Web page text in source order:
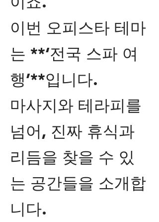
이번 오피스타 테마
는 **‘전국 스파 여
행’**입니다.
마사지와 테라피를
넘어, 진짜 휴식과
리듬을 찾을 수 있
는 공간들을 소개합
니다.